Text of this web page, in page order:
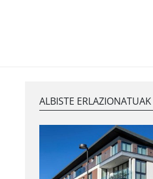
ALBISTE ERLAZIONATUAK